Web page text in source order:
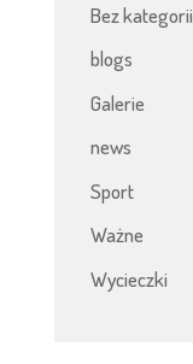
Bez kategorii
blogs
Galerie
news
Sport
Ważne
Wycieczki